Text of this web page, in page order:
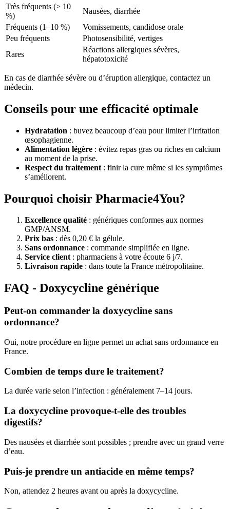
Très fréquents (> 10
%)
Nausées, diarrhée
Fréquents (1–10 %)
Vomissements, candidose orale
Peu fréquents
Photosensibilité, vertiges
Rares
Réactions allergiques sévères,
hépatotoxicité
En cas de diarrhée sévère ou d’éruption allergique, contactez un
médecin.
Conseils pour une efficacité optimale
Hydratation : buvez beaucoup d’eau pour limiter l’irritation
œsophagienne.
Alimentation légère : évitez repas gras ou riches en calcium
au moment de la prise.
Respect du traitement : finir la cure même si les symptômes
s’améliorent.
Pourquoi choisir Pharmacie4You?
Excellence qualité : génériques conformes aux normes
GMP/ANSM.
Prix bas : dès 0,20 € la gélule.
Sans ordonnance : commande simplifiée en ligne.
Service client: pharmaciens à votre écoute 6 j/7.
Livraison rapide : dans toute la France métropolitaine.
FAQ - Doxycycline générique
Peut-on commander la doxycycline sans
ordonnance?
Oui, notre procédure en ligne permet un achat sans ordonnance en
France.
Combien de temps dure le traitement?
La durée varie selon l’infection : généralement 7–14 jours.
La doxycycline provoque-t-elle des troubles
digestifs?
Des nausées et diarrhée sont possibles ; prendre avec un grand verre
d’eau.
Puis-je prendre un antiacide en même temps?
Non, attendez 2 heures avant ou après la doxycycline.